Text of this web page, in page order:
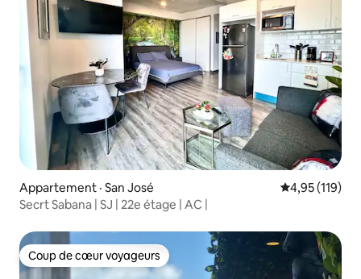
Appartement · San José Note
4,95 (119)
Secrt Sabana | SJ | 22e étage | AC |
Coup de cœur voyageurs
Coup de cœur voyageurs